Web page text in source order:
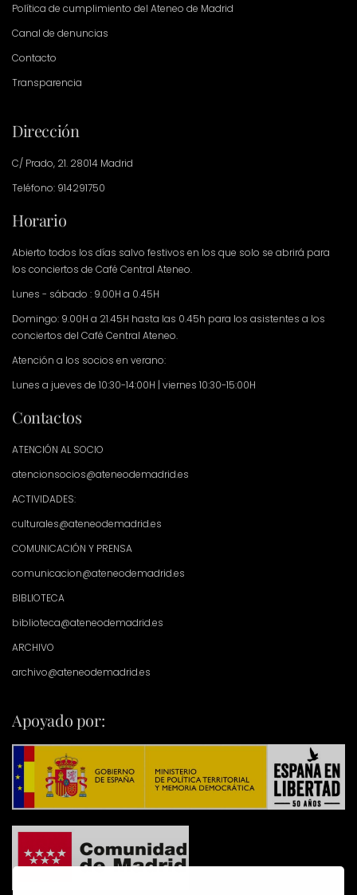
Política de cumplimiento del Ateneo de Madrid
Canal de denuncias
Contacto
Transparencia
Dirección
C/ Prado, 21. 28014 Madrid
Teléfono: 914291750
Horario
Abierto todos los días salvo festivos en los que solo se abrirá para
los conciertos de Café Central Ateneo.
Lunes - sábado : 9.00H a 0.45H
Domingo: 9.00H a 21.45H hasta las 0.45h para los asistentes a los
conciertos del Café Central Ateneo.
Atención a los socios en verano:
Lunes a jueves de 10:30-14:00H | viernes 10:30-15:00H
Contactos
ATENCIÓN AL SOCIO
atencionsocios@ateneodemadrid.es
ACTIVIDADES:
culturales@ateneodemadrid.es
COMUNICACIÓN Y PRENSA
comunicacion@ateneodemadrid.es
BIBLIOTECA
biblioteca@ateneodemadrid.es
ARCHIVO
archivo@ateneodemadrid.es
Apoyado por: